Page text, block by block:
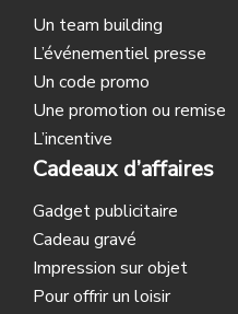
Un team building
L’événementiel presse
Un code promo
Une promotion ou remise
L’incentive
Cadeaux d’affaires
Gadget publicitaire
Cadeau gravé
Impression sur objet
Pour offrir un loisir